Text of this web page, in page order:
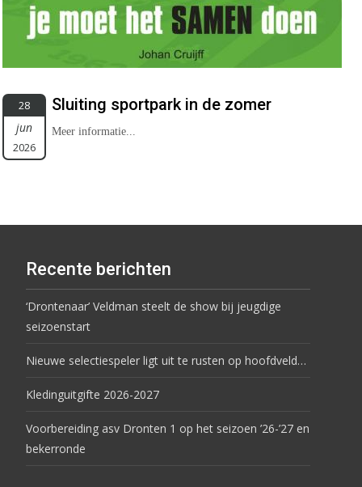
28
jun
2026
Sluiting sportpark in de zomer
Meer informatie...
Recente berichten
‘Drontenaar’ Veldman steelt de show bij jeugdige
seizoenstart
Nieuwe selectiespeler ligt uit te rusten op hoofdveld…
Kledinguitgifte 2026-2027
Voorbereiding asv Dronten 1 op het seizoen ’26-’27 en
bekerronde